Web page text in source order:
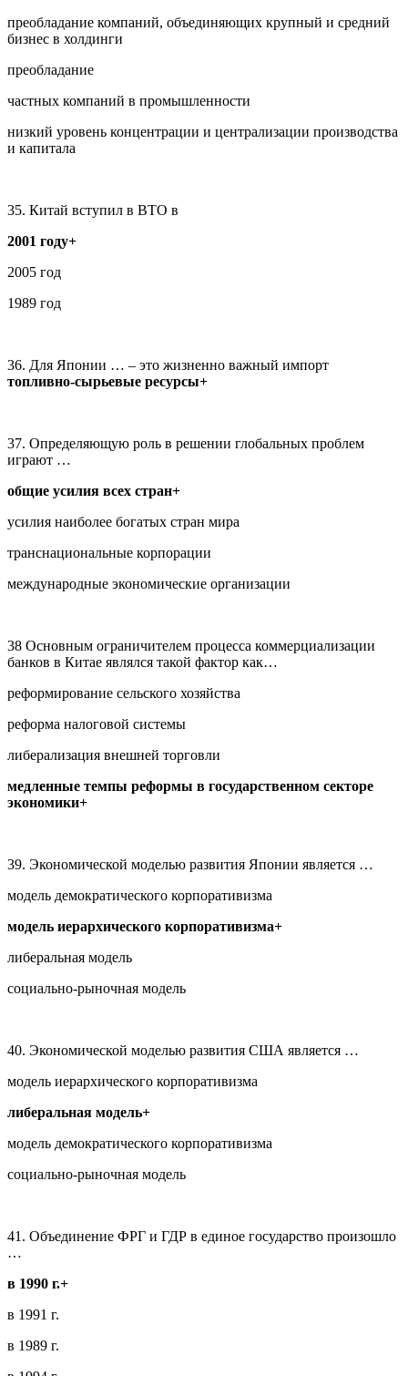
преобладание компаний, объединяющих крупный и средний
бизнес в холдинги
преобладание
частных компаний в промышленности
низкий уровень концентрации и централизации производства
и капитала
35. Китай вступил в ВТО в
2001 году+
2005 год
1989 год
36. Для Японии … – это жизненно важный импорт
топливно-сырьевые ресурсы+
37. Определяющую роль в решении глобальных проблем
играют …
общие усилия всех стран+
усилия наиболее богатых стран мира
транснациональные корпорации
международные экономические организации
38 Основным ограничителем процесса коммерциализации
банков в Китае являлся такой фактор как…
реформирование сельского хозяйства
реформа налоговой системы
либерализация внешней торговли
медленные темпы реформы в государственном секторе
экономики+
39. Экономической моделью развития Японии является …
модель демократического корпоративизма
модель иерархического корпоративизма+
либеральная модель
социально-рыночная модель
40. Экономической моделью развития США является …
модель иерархического корпоративизма
либеральная модель+
модель демократического корпоративизма
социально-рыночная модель
41. Объединение ФРГ и ГДР в единое государство произошло
…
в 1990 г.+
в 1991 г.
в 1989 г.